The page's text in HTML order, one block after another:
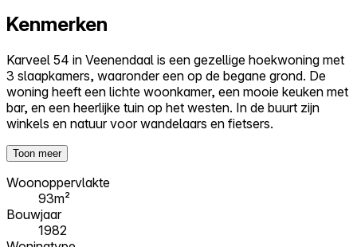
Kenmerken
Karveel 54 in Veenendaal is een gezellige hoekwoning met
3 slaapkamers, waaronder een op de begane grond. De
woning heeft een lichte woonkamer, een mooie keuken met
bar, en een heerlijke tuin op het westen. In de buurt zijn
winkels en natuur voor wandelaars en fietsers.
Toon meer
Woonoppervlakte
93m²
Bouwjaar
1982